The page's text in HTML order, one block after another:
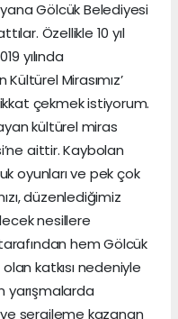
Gölcük Belediyesi
Özellikle 10 yıl
yılında
Mirasımız’
çekmek istiyorum.
kültürel miras
aittir. Kaybolan
oyunları ve pek çok
düzenlediğimiz
nesillere
tarafından hem Gölcük
katkısı nedeniyle
yarışmalarda
sergileme kazanan